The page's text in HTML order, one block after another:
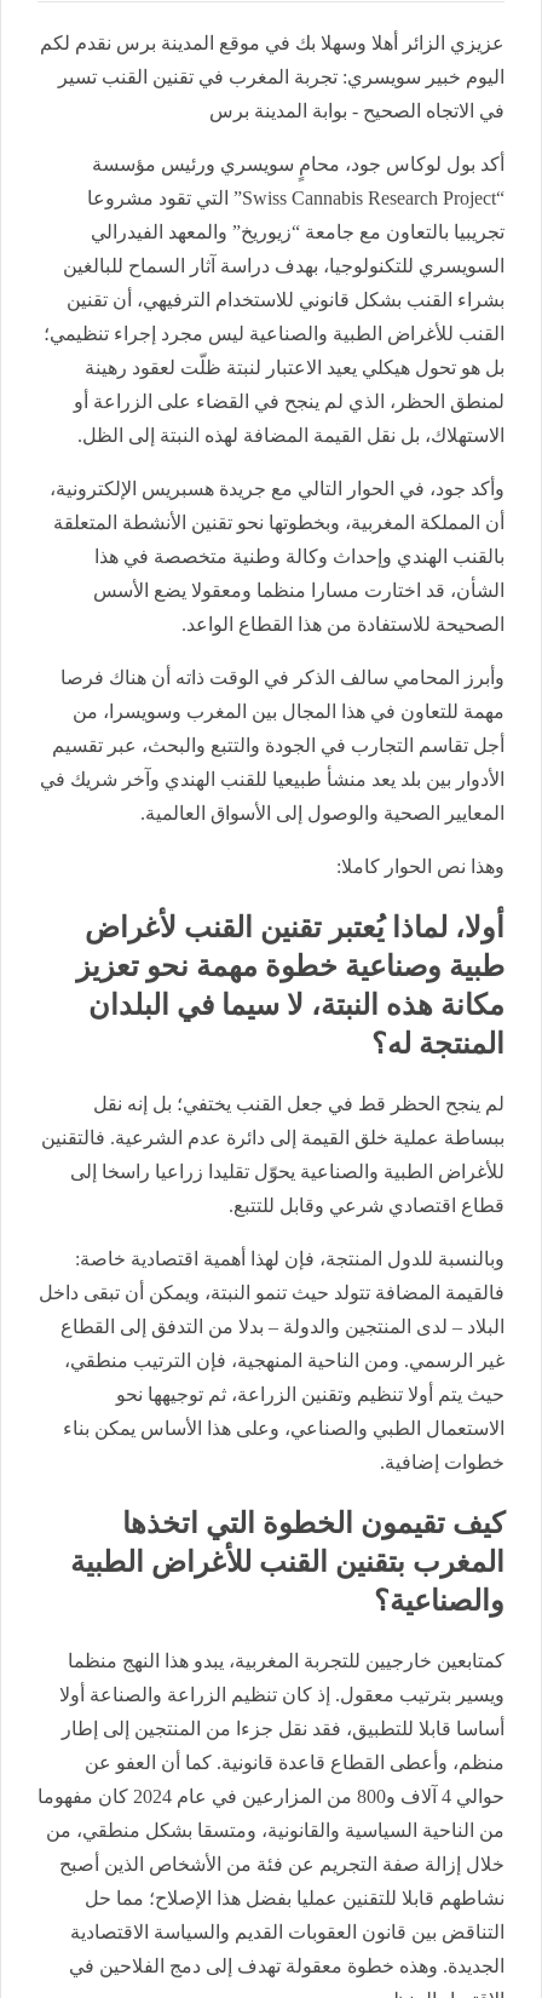
عزيزي الزائر أهلا وسهلا بك في موقع المدينة برس نقدم لكم
اليوم خبير سويسري: تجربة المغرب في تقنين القنب تسير
في الاتجاه الصحيح - بوابة المدينة برس
أكد بول لوكاس جود، محامٍ سويسري ورئيس مؤسسة
“Swiss Cannabis Research Project” التي تقود مشروعا
تجريبيا بالتعاون مع جامعة “زيوريخ” والمعهد الفيدرالي
السويسري للتكنولوجيا، بهدف دراسة آثار السماح للبالغين
بشراء القنب بشكل قانوني للاستخدام الترفيهي، أن تقنين
القنب للأغراض الطبية والصناعية ليس مجرد إجراء تنظيمي؛
بل هو تحول هيكلي يعيد الاعتبار لنبتة ظلّت لعقود رهينة
لمنطق الحظر، الذي لم ينجح في القضاء على الزراعة أو
الاستهلاك، بل نقل القيمة المضافة لهذه النبتة إلى الظل.
وأكد جود، في الحوار التالي مع جريدة هسبريس الإلكترونية،
أن المملكة المغربية، وبخطوتها نحو تقنين الأنشطة المتعلقة
بالقنب الهندي وإحداث وكالة وطنية متخصصة في هذا
الشأن، قد اختارت مسارا منظما ومعقولا يضع الأسس
الصحيحة للاستفادة من هذا القطاع الواعد.
وأبرز المحامي سالف الذكر في الوقت ذاته أن هناك فرصا
مهمة للتعاون في هذا المجال بين المغرب وسويسرا، من
أجل تقاسم التجارب في الجودة والتتبع والبحث، عبر تقسيم
الأدوار بين بلد يعد منشأ طبيعيا للقنب الهندي وآخر شريك في
المعايير الصحية والوصول إلى الأسواق العالمية.
وهذا نص الحوار كاملا:
أولا، لماذا يُعتبر تقنين القنب لأغراض
طبية وصناعية خطوة مهمة نحو تعزيز
مكانة هذه النبتة، لا سيما في البلدان
المنتجة له؟
لم ينجح الحظر قط في جعل القنب يختفي؛ بل إنه نقل
ببساطة عملية خلق القيمة إلى دائرة عدم الشرعية. فالتقنين
للأغراض الطبية والصناعية يحوّل تقليدا زراعيا راسخا إلى
قطاع اقتصادي شرعي وقابل للتتبع.
وبالنسبة للدول المنتجة، فإن لهذا أهمية اقتصادية خاصة:
فالقيمة المضافة تتولد حيث تنمو النبتة، ويمكن أن تبقى داخل
البلاد – لدى المنتجين والدولة – بدلا من التدفق إلى القطاع
غير الرسمي. ومن الناحية المنهجية، فإن الترتيب منطقي،
حيث يتم أولا تنظيم وتقنين الزراعة، ثم توجيهها نحو
الاستعمال الطبي والصناعي، وعلى هذا الأساس يمكن بناء
خطوات إضافية.
كيف تقيمون الخطوة التي اتخذها
المغرب بتقنين القنب للأغراض الطبية
والصناعية؟
كمتابعين خارجيين للتجربة المغربية، يبدو هذا النهج منظما
ويسير بترتيب معقول. إذ كان تنظيم الزراعة والصناعة أولا
أساسا قابلا للتطبيق، فقد نقل جزءا من المنتجين إلى إطار
منظم، وأعطى القطاع قاعدة قانونية. كما أن العفو عن
حوالي 4 آلاف و800 من المزارعين في عام 2024 كان مفهوما
من الناحية السياسية والقانونية، ومتسقا بشكل منطقي، من
خلال إزالة صفة التجريم عن فئة من الأشخاص الذين أصبح
نشاطهم قابلا للتقنين عمليا بفضل هذا الإصلاح؛ مما حل
التناقض بين قانون العقوبات القديم والسياسة الاقتصادية
الجديدة. وهذه خطوة معقولة تهدف إلى دمج الفلاحين في